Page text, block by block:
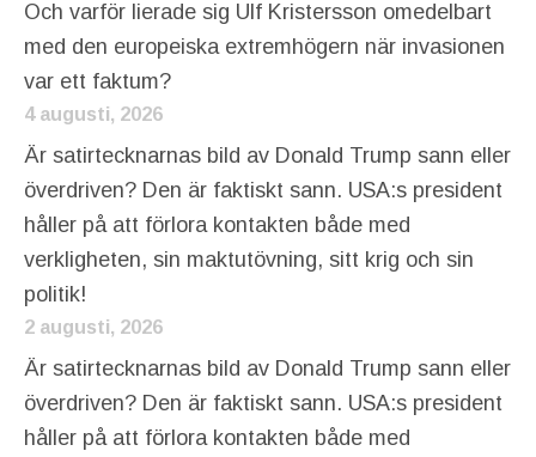
Och varför lierade sig Ulf Kristersson omedelbart
med den europeiska extremhögern när invasionen
var ett faktum?
4 augusti, 2026
Är satirtecknarnas bild av Donald Trump sann eller
överdriven? Den är faktiskt sann. USA:s president
håller på att förlora kontakten både med
verkligheten, sin maktutövning, sitt krig och sin
politik!
2 augusti, 2026
Är satirtecknarnas bild av Donald Trump sann eller
överdriven? Den är faktiskt sann. USA:s president
håller på att förlora kontakten både med